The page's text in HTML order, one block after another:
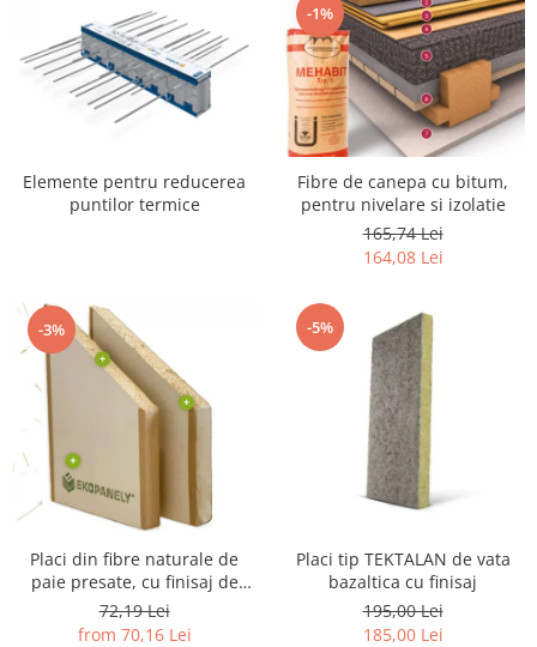
Elemente pentru reducerea
puntilor termice
-1%
Fibre de canepa cu bitum,
pentru nivelare si izolatie
165,74 Lei
164,08 Lei
-3%
Placi din fibre naturale de
paie presate, cu finisaj de
carton
72,19 Lei
from 70,16 Lei
-5%
Placi tip TEKTALAN de vata
bazaltica cu finisaj
195,00 Lei
185,00 Lei